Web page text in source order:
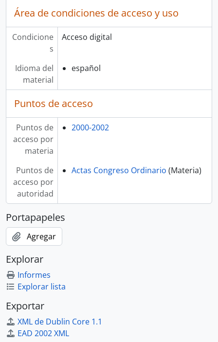
Área de condiciones de acceso y uso
Condicione
s
Acceso digital
Idioma del
material
español
Puntos de acceso
Puntos de
acceso por
materia
2000-2002
Puntos de
acceso por
autoridad
Actas Congreso Ordinario (Materia)
Portapapeles
Agregar
Explorar
Informes
Explorar lista
Exportar
XML de Dublin Core 1.1
EAD 2002 XML